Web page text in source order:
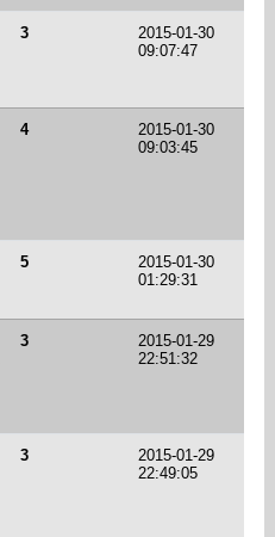
3
2015-01-30
09:07:47
4
2015-01-30
09:03:45
5
2015-01-30
01:29:31
3
2015-01-29
22:51:32
3
2015-01-29
22:49:05